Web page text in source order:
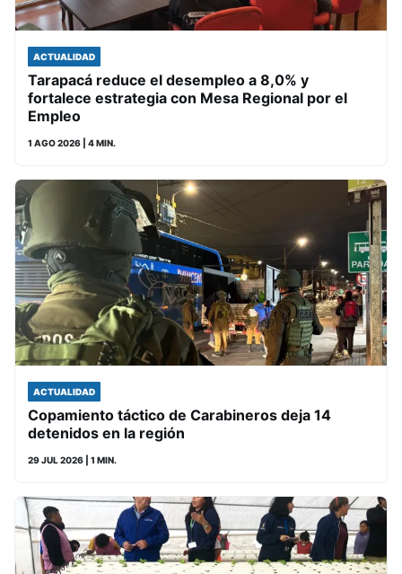
ACTUALIDAD
Tarapacá reduce el desempleo a 8,0% y
fortalece estrategia con Mesa Regional por el
Empleo
1 AGO 2026 | 4 MIN.
ACTUALIDAD
Copamiento táctico de Carabineros deja 14
detenidos en la región
29 JUL 2026 | 1 MIN.